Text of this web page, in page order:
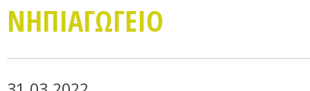
ΝΗΠΙΑΓΩΓΕΙΟ